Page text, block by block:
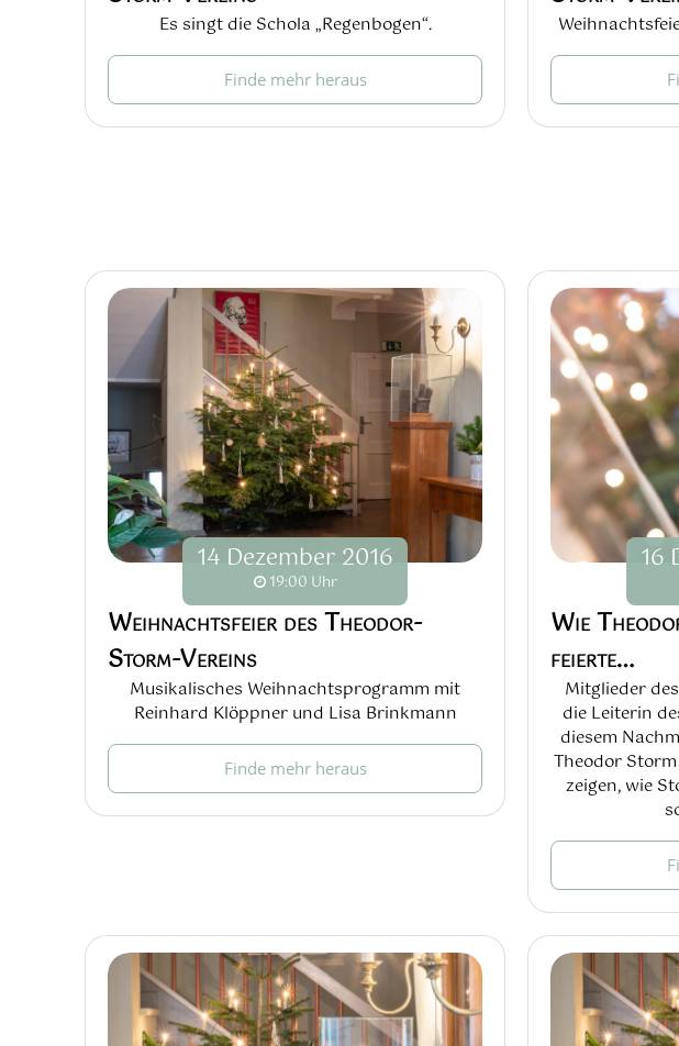
Es singt die Schola „Regenbogen“.
Finde mehr heraus
14 Dezember 2016
19:00 Uhr
Weihnachtsfeier des Theodor-
Storm-Vereins
Musikalisches Weihnachtsprogramm mit
Reinhard Klöppner und Lisa Brinkmann
Finde mehr heraus
16
Wie
feierte…
Mitglieder
die Leiterin
diesem
Theodor
zeigen, wie